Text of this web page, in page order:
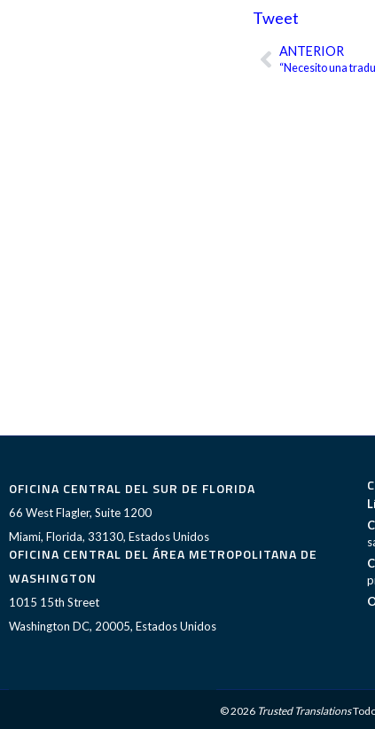
Tweet
AntANTERIOR
“Necesito una
OFICINA CENTRAL DEL SUR DE FLORIDA
66 West Flagler, Suite 1200
Miami, Florida, 33130, Estados Unidos
OFICINA CENTRAL DEL ÁREA METROPOLITANA DE
WASHINGTON
1015 15th Street
Washington DC, 20005, Estados Unidos
© 2026 Trusted Translations